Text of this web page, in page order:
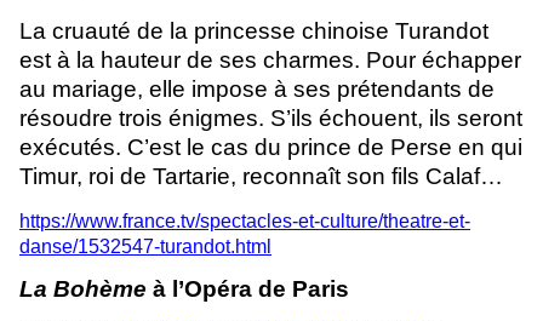
La cruauté de la princesse chinoise Turandot
est à la hauteur de ses charmes. Pour échapper
au mariage, elle impose à ses prétendants de
résoudre trois énigmes. S’ils échouent, ils seront
exécutés. C’est le cas du prince de Perse en qui
Timur, roi de Tartarie, reconnaît son fils Calaf…
https://www.france.tv/spectacles-et-culture/theatre-et-
danse/1532547-turandot.html
La Bohème à l’Opéra de Paris